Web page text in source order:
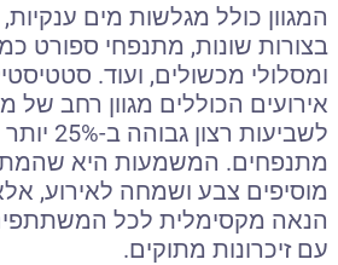
המגוון כולל מגלשות מים
בצורות שונות, מתנפחי ספורט
ומסלולי מכשולים, ועוד.
אירועים הכוללים מגוון רחב של
לשביעות
מתנפחים. המשמעות היא
מוסיפים צבע ושמחה לאירוע,
הנאה מקסימלית לכל
עם זיכרונות מתוקים.